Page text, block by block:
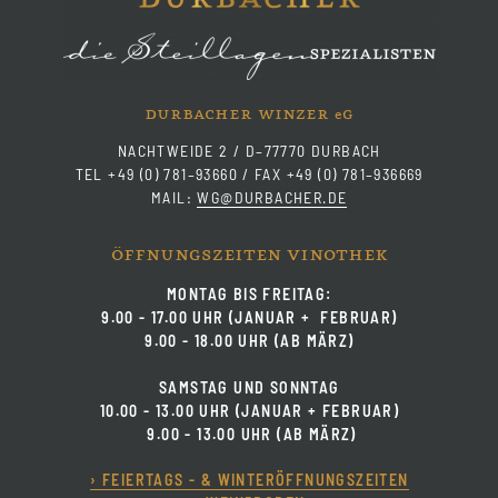
durbacher winzereg
NACHTWEIDE 2 / D–77770 DURBACH
TEL +49 (0) 781–93660 / FAX +49 (0) 781–936669
MAIL:WG@DURBACHER.DE
öffnungszeiten vinothek
MONTAG BIS FREITAG:
9.00 - 17.00 UHR (JANUAR + FEBRUAR)
9.00 - 18.00 UHR (AB MÄRZ)
SAMSTAG UND SONNTAG
10.00 - 13.00 UHR (JANUAR + FEBRUAR)
9.00 - 13.00 UHR (AB MÄRZ)
› FEIERTAGS - & WINTERÖFFNUNGSZEITEN